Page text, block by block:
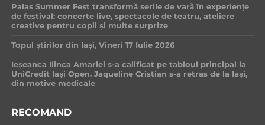
Palas Summer Fest transformă serile de vară în experiențe
de festival: concerte live, spectacole de teatru, ateliere
creative pentru copii și multe surprize
Topul știrilor din Iași, Vineri 17 Iulie 2026
Ieșeanca Ilinca Amariei s-a calificat pe tabloul principal la
UniCredit Iași Open. Jaqueline Cristian s-a retras de la Iași,
din motive medicale
RECOMAND